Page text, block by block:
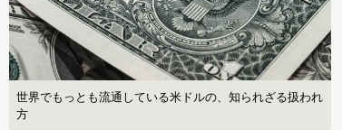
世界でもっとも流通している米ドルの、知られざる扱われ
方